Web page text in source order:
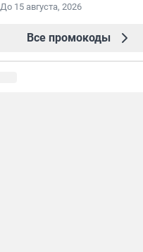
До 15 августа, 2026
Все промокоды